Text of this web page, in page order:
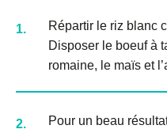
1.
Répartir le riz blanc
Disposer le boeuf à
romaine, le maïs et
2. Pour un beau